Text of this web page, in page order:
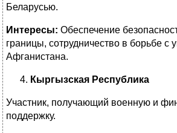
Беларусью.
Интересы: Обеспечение
границы, сотрудничество в борьбе с
Афганистана.
Кыргызская Республика
Участник, получающий военную и
поддержку.